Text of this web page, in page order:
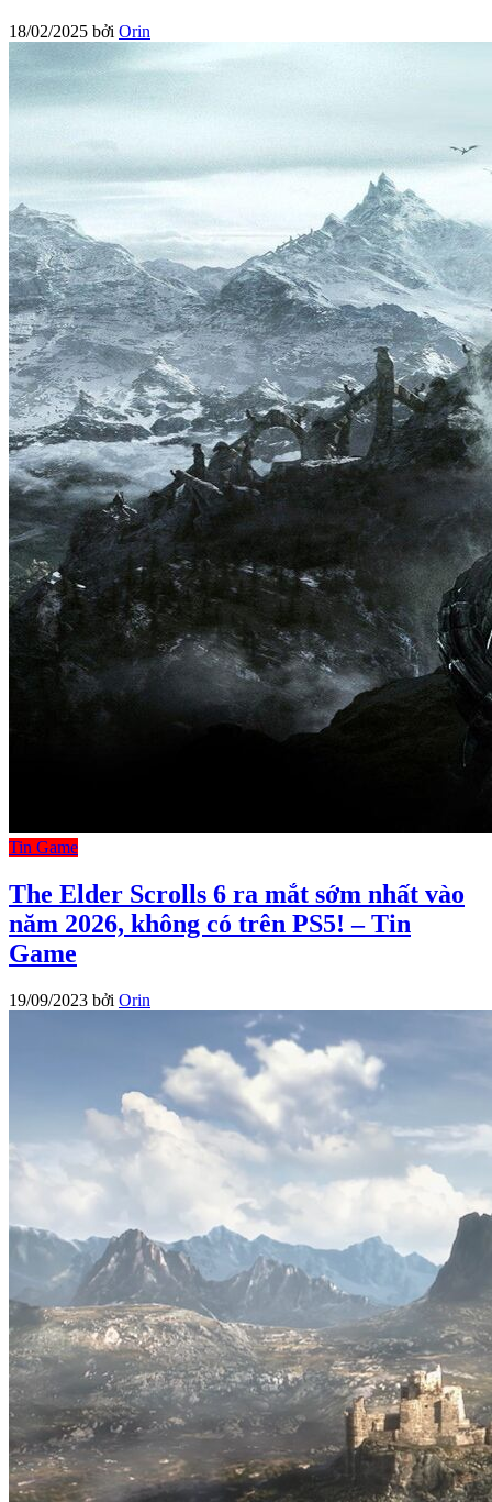
18/02/2025 bởi Orin
Tin Game
The Elder Scrolls 6 ra mắt sớm nhất vào
năm 2026, không có trên PS5! – Tin
Game
19/09/2023 bởi Orin